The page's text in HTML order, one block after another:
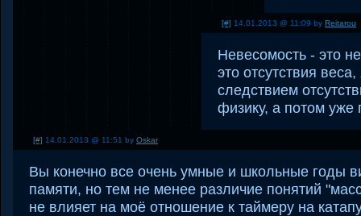
[#] 14.01.2013 @ 11:09 by Reitarou
Невесомость - это
это отсутствия
следствием
физику, а потом уже
[#] 14.01.2013 @ 11:51 by Oskar
Вы конечно все очень умные и школьные годы
памяти, но тем не менее различие понятий
не влияет на моё отношение к таймеру на